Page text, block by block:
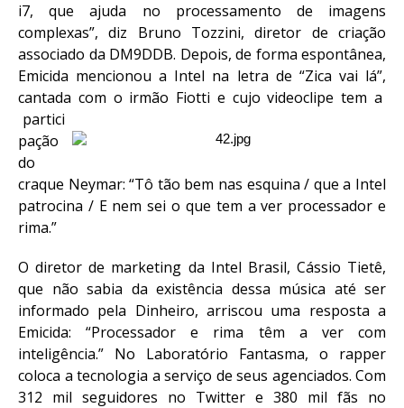
i7, que ajuda no processamento de imagens
complexas”, diz Bruno Tozzini, diretor de criação
associado da DM9DDB. Depois, de forma espontânea,
Emicida mencionou a Intel na letra de “Zica vai lá”,
cantada com o irmão Fiotti e cujo videoclipe tem a
partici
pação
do
craque Neymar: “Tô tão bem nas esquina / que a Intel
patrocina / E nem sei o que tem a ver processador e
rima.”
O diretor de marketing da Intel Brasil, Cássio Tietê,
que não sabia da existência dessa música até ser
informado pela Dinheiro, arriscou uma resposta a
Emicida: “Processador e rima têm a ver com
inteligência.” No Laboratório Fantasma, o rapper
coloca a tecnologia a serviço de seus agenciados. Com
312 mil seguidores no Twitter e 380 mil fãs no